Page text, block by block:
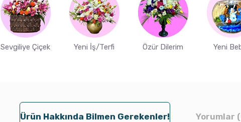
Sevgiliye Çiçek Yeni İş/Terfi Özür Dilerim Yeni
Ürün Hakkında Bilmen Gerekenler! Yorumlar